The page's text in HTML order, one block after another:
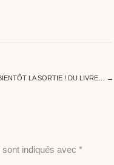
LA SORTIE ! DU LIVRE… →
indiqués avec *